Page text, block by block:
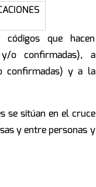
que hacen
o confirmadas), a
confirmadas) y a la
se sitúan en el cruce
y entre personas y